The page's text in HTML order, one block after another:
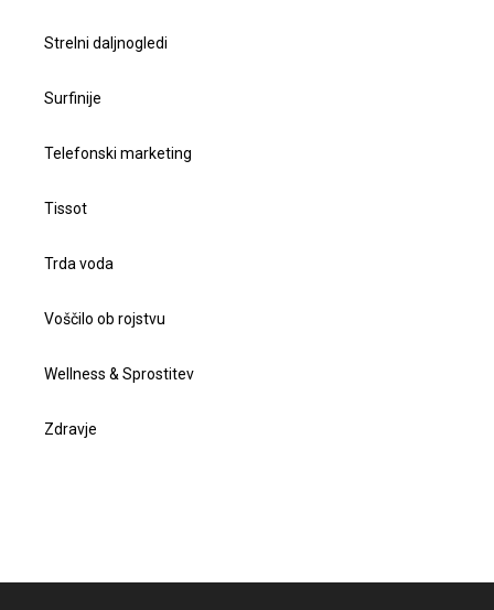
Strelni daljnogledi
Surfinije
Telefonski marketing
Tissot
Trda voda
Voščilo ob rojstvu
Wellness & Sprostitev
Zdravje